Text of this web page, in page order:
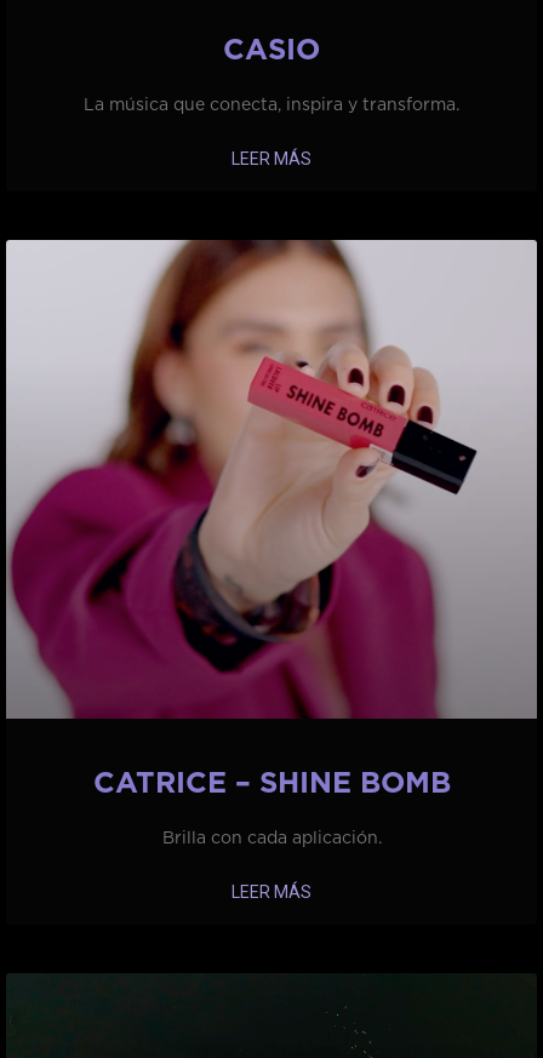
CASIO
La música que conecta, inspira y transforma.
LEER MÁS
CATRICE – SHINE BOMB
Brilla con cada aplicación.
LEER MÁS